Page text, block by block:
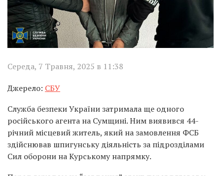
Середа, 7 Травня, 2025 в 11:38
Джерело: СБУ
Служба безпеки України затримала ще одного
російського агента на Сумщині. Ним виявився 44-
річний місцевий житель, який на замовлення ФСБ
здійснював шпигунську діяльність за підрозділами
Сил оборони на Курському напрямку.